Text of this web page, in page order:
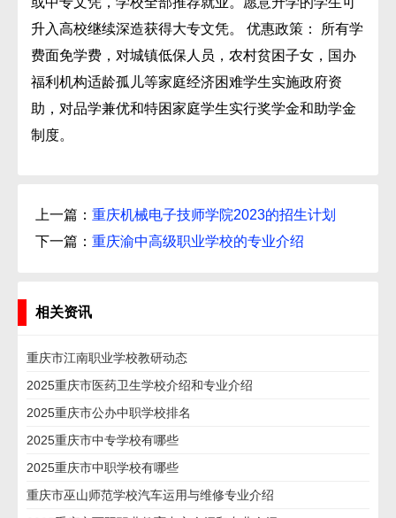
升入高校继续深造获得大专文凭。 优惠政策： 所有学
费面免学费，对城镇低保人员，农村贫困子女，国办
福利机构适龄孤儿等家庭经济困难学生实施政府资
助，对品学兼优和特困家庭学生实行奖学金和助学金
制度。
上一篇： 重庆机械电子技师学院2023的招生计划
下一篇： 重庆渝中高级职业学校的专业介绍
相关资讯
重庆市江南职业学校教研动态
2025重庆市医药卫生学校介绍和专业介绍
2025重庆市公办中职学校排名
2025重庆市中专学校有哪些
2025重庆市中职学校有哪些
重庆市巫山师范学校汽车运用与维修专业介绍